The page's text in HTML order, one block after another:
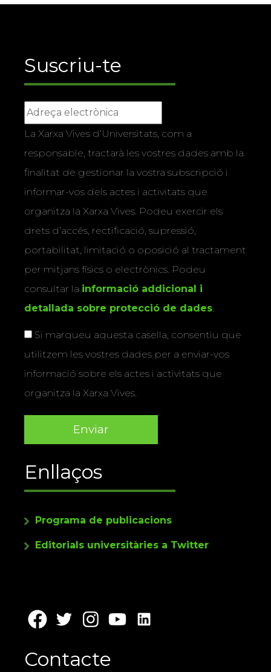
Suscriu-te
La Xarxa Vives d’Universitats, com a
responsable, tractarà les vostres dades amb la
finalitat de gestionar la vostra subscripció i
informar-vos dels actes i activitats que
organitza la Xarxa Vives. Podeu exercir els
drets d’accés, rectificació, supressió,
portabilitat, limitació o oposició al tractament
per mitjans físics o electrònics. Podeu
consultar la informació addicional i
detallada sobre protecció de dades.
Si marqueu aquesta casella, consentiu que
utilitzem les vostres dades per a enviar-vos
informació sobre els actes i activitats que
organitza la Xarxa Vives.
Enllaços
Programa de publicacions
Editorials universitàries a Twitter
Contacte